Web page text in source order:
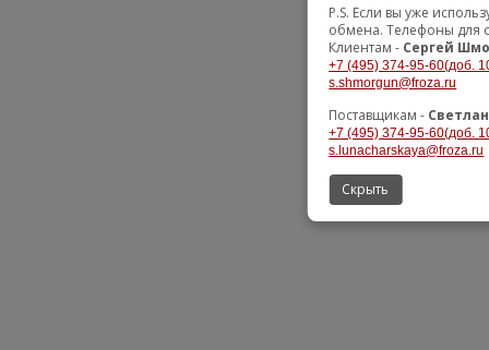
P.S. Если вы уже
обмена. Телефоны для
Клиентам - Сергей
+7 (495) 374-95-60(доб.
s.shmorgun@froza.ru
Поставщикам -
+7 (495) 374-95-60(доб.
s.lunacharskaya@froza.ru
Скрыть